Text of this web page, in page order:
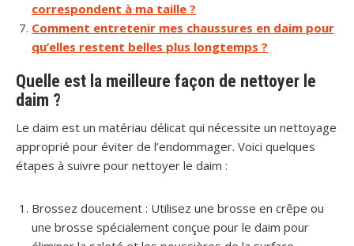
correspondent à ma taille ?
Comment entretenir mes chaussures en daim pour
qu’elles restent belles plus longtemps ?
Quelle est la meilleure façon de nettoyer le
daim ?
Le daim est un matériau délicat qui nécessite un nettoyage
approprié pour éviter de l’endommager. Voici quelques
étapes à suivre pour nettoyer le daim :
Brossez doucement : Utilisez une brosse en crêpe ou
une brosse spécialement conçue pour le daim pour